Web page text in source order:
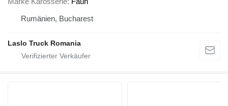
Rumänien, Bucharest
Laslo Truck Romania